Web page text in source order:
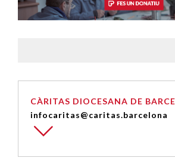
CÀRITAS DIOCESANA DE
infocaritas@caritas.barcelona